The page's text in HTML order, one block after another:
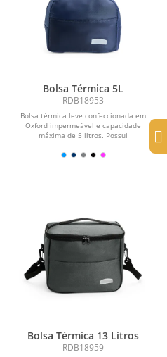
Bolsa Térmica 5L
RDB18953
Bolsa térmica leve confeccionada em
Oxford impermeável e capacidade
máxima de 5 litros. Possui
Bolsa Térmica 13 Litros
RDB18959